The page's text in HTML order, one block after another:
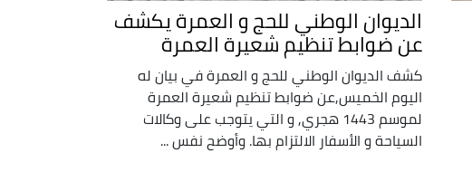
الديوان الوطني للحج و العمرة يكشف
عن ضوابط تنظيم شعيرة العمرة
كشف الديوان الوطني للحج و العمرة في بيان له
اليوم الخميس,عن ضوابط تنظيم شعيرة العمرة
لموسم 1443 هجري, و التي يتوجب على وكالات
السياحة و الأسفار الالتزام بها. وأوضح نفس ...